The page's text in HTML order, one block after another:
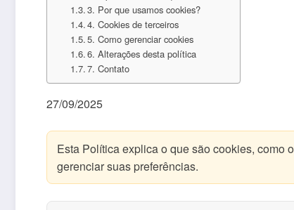
3. Por que usamos cookies?
4. Cookies de terceiros
5. Como gerenciar cookies
6. Alterações desta política
7. Contato
27/09/2025
Esta Política explica o que são cookies, como o
gerenciar suas preferências.